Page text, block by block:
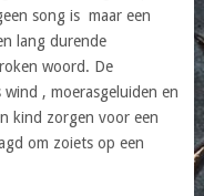
song is maar een
lang durende
woord. De
, moerasgeluiden en
kind zorgen voor een
om zoiets op een